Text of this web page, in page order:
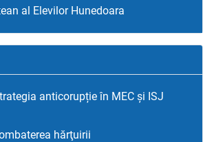
al Elevilor Hunedoara
anticorupție în MEC și ISJ
hărţuirii